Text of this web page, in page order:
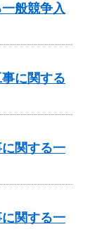
般競争入
に関する
関する一
関する一